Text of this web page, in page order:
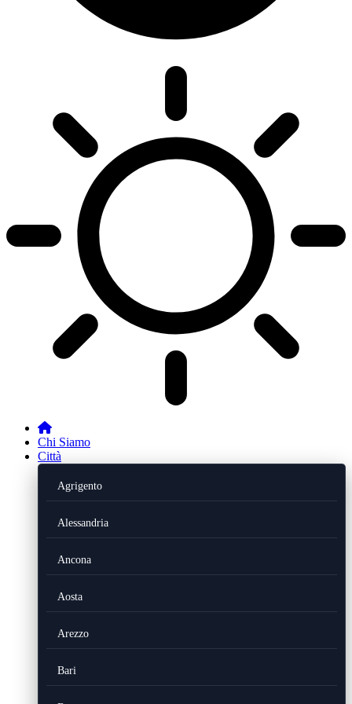
Chi Siamo
Città
Agrigento
Alessandria
Ancona
Aosta
Arezzo
Bari